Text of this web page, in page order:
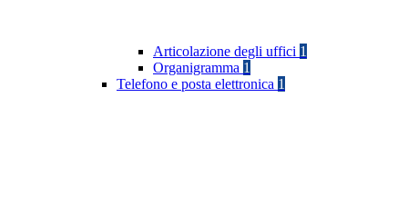
Articolazione degli uffici 1
Organigramma 1
Telefono e posta elettronica 1